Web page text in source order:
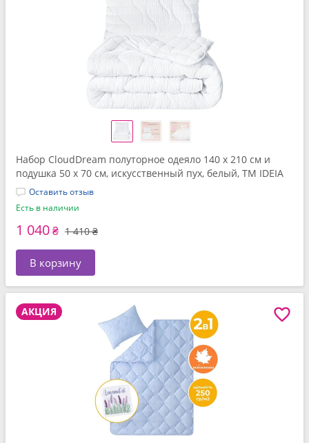
Набор CloudDream полуторное одеяло 140 x 210 см и
подушка 50 x 70 см, искусственный пух, белый, ТМ IDEIA
Оставить отзыв
Есть в наличии
1 040₴ 1 410 ₴
В корзину
АКЦИЯ